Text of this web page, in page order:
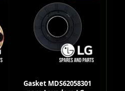
Gasket MDS62058301